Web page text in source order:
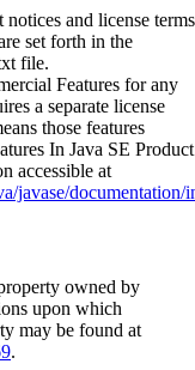
and license terms
set forth in the
file.
Features for any
a separate license
those features
In Java SE Product
accessible at
javase/documentation/
owned by
upon which
may be found at
.